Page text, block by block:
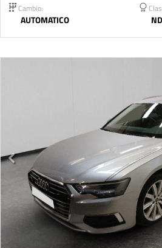
Cambio:
AUTOMATICO ND